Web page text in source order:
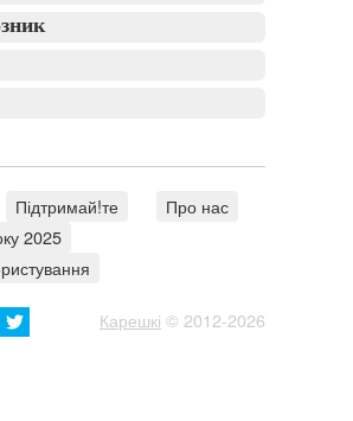
Підтримай!те
Про нас
2025
Карешкі © 2012-2026